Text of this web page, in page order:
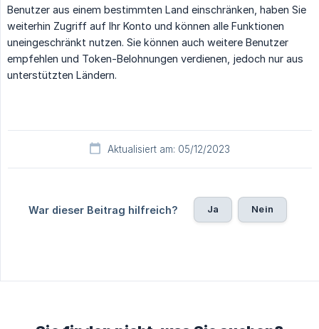
Benutzer aus einem bestimmten Land einschränken, haben Sie
weiterhin Zugriff auf Ihr Konto und können alle Funktionen
uneingeschränkt nutzen. Sie können auch weitere Benutzer
empfehlen und Token-Belohnungen verdienen, jedoch nur aus
unterstützten Ländern.
Aktualisiert am: 05/12/2023
War dieser Beitrag hilfreich? Ja Nein